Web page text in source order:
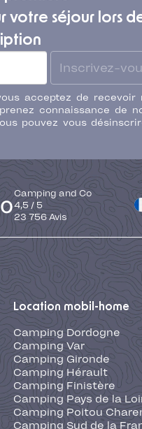
votre séjour lors
Inscrivez-
acceptez de recevoir
connaissance de
pouvez vous
Camping and Co
4,5 / 5
23 756Avis
Location mobil-home
Camping Dordogne
Camping Var
Camping Gironde
Camping Hérault
Camping Finistère
Camping Pays de la
Camping Poitou
Camping Sud de la